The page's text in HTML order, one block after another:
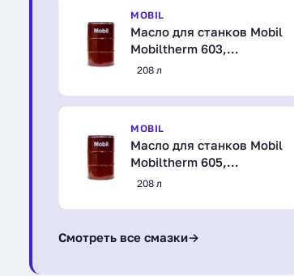
MOBIL
Масло для станков Mobil
Mobiltherm 603,
синтетическое, 208 л
208 л
MOBIL
Масло для станков Mobil
Mobiltherm 605,
синтетическое, 208 л
208 л
Смотреть все смазки→